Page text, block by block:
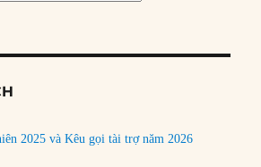
2025 và Kêu gọi tài trợ năm 2026